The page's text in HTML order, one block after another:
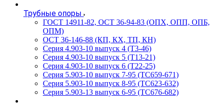
Трубные опоры
ГОСТ 14911-82, ОСТ 36-94-83 (ОПХ, ОПП, ОПБ,
ОПМ)
ОСТ 36-146-88 (КП, КХ, ТП, КН)
Серия 4.903-10 выпуск 4 (Т3-46)
Серия 4.903-10 выпуск 5 (Т13-21)
Серия 4.903-10 выпуск 6 (Т22-25)
Серия 5.903-10 выпуск 7-95 (ТС659-671)
Серия 5.903-10 выпуск 8-95 (ТС623-632)
Серия 5.903-13 выпуск 6-95 (ТС676-682)